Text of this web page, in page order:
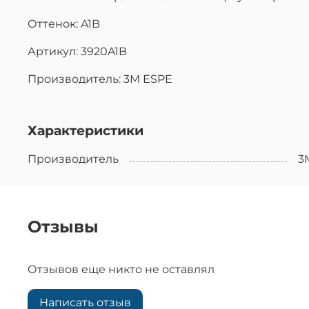
Оттенок: A1B
Артикул: 3920A1B
Производитель: 3M ESPE
Характеристики
Производитель
Отзывы
Отзывов еще никто не оставлял
Написать отзыв